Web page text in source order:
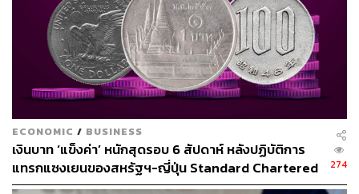
ภาพประกอบ:พุทธิพงศ์ โรจน์ศตพงค์
https://www.fdic.gov/news/press-releases/2023/pr23
https://fred.stlouisfed.org/series/DPSACBW027SBO
G
https://www.bot.or.th/App/BTWS_STAT/statistics/BOT
WEBSTAT.aspx?reportID=187&language=TH
ECONOMIC / BUSINESS
เงินบาท ‘แข็งค่า’ หนักสุดรอบ 6 สัปดาห์ หลังปฏิบัติการ
แทรกแซงเยนของสหรัฐฯ-ญี่ปุ่น Standard Chartered
เปิดเป้าสิ้นปีนี้จ่อแข็งต่อแตะ 32.50 บาทต่อดอลลาร์
274